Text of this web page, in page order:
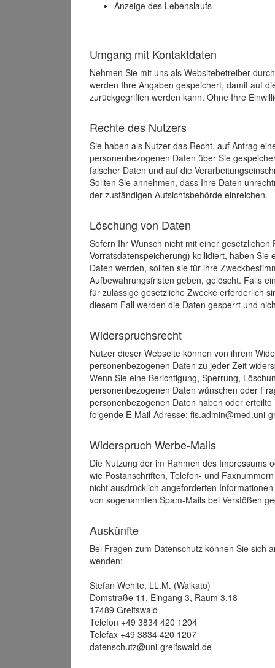
Anzeige des Lebenslaufs
Umgang mit Kontaktdaten
Nehmen Sie mit uns als Websitebetreiber
werden Ihre Angaben gespeichert, damit auf
zurückgegriffen werden kann. Ohne Ihre
Rechte des Nutzers
Sie haben als Nutzer das Recht, auf Antrag
personenbezogenen Daten über Sie
falscher Daten und auf die
Sollten Sie annehmen, dass Ihre Daten
der zuständigen Aufsichtsbehörde einreichen.
Löschung von Daten
Sofern Ihr Wunsch nicht mit einer
Vorratsdatenspeicherung) kollidiert, haben
Daten werden, sollten sie für ihre
Aufbewahrungsfristen geben, gelöscht. Falls
für zulässige gesetzliche Zwecke erforderlich
diesem Fall werden die Daten gesperrt und
Widerspruchsrecht
Nutzer dieser Webseite können von ihrem
personenbezogenen Daten zu jeder Zeit
Wenn Sie eine Berichtigung, Sperrung,
personenbezogenen Daten wünschen oder
personenbezogenen Daten haben oder
folgende E-Mail-Adresse: fis.admin@med.uni-
Widerspruch Werbe-Mails
Die Nutzung der im Rahmen des Impressums
wie Postanschriften, Telefon- und
nicht ausdrücklich angeforderten
von sogenannten Spam-Mails bei Verstößen
Auskünfte
Bei Fragen zum Datenschutz können Sie sich
wenden:
Stefan Wehlte, LL.M. (Waikato)
Domstraße 11, Eingang 3, Raum 3.18
17489 Greifswald
Telefon +49 3834 420 1204
Telefax +49 3834 420 1207
datenschutz@uni-greifswald.de